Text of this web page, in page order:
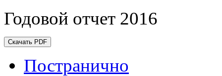
Годовой отчет 2016
Скачать PDF
Постранично